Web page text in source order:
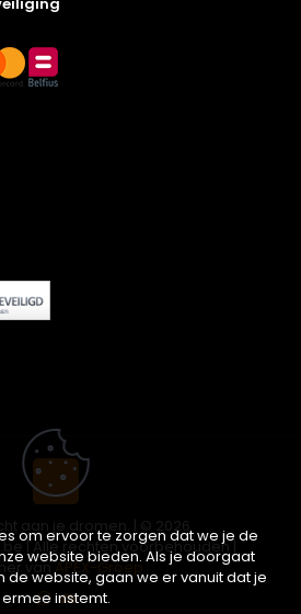
aan je dromen. | © 2026
| Alle rechten voorbehouden |
vanAPEX-Groep
om ervoor te zorgen dat we je de
website bieden. Als je doorgaat
de website, gaan we er vanuit dat je
ermee instemt.